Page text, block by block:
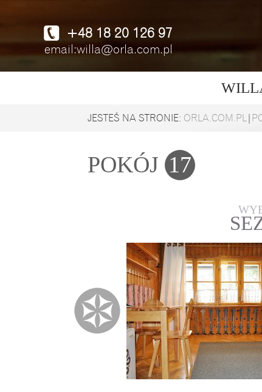
+48 18 20 126 97
email:willa@orla.com.pl
POKÓJ 17
JESTEŚ NA STRONIE: ORLA.COM.PL